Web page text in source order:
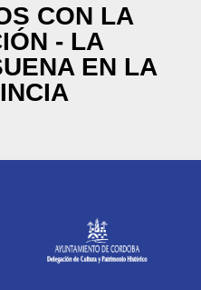
CON LA
- LA
EN LA